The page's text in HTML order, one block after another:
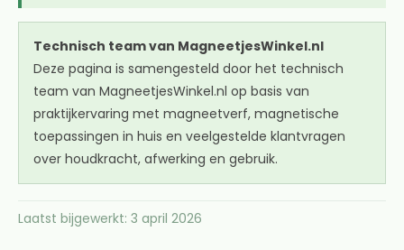
Technisch team van MagneetjesWinkel.nl
Deze pagina is samengesteld door het technisch
team van MagneetjesWinkel.nl op basis van
praktijkervaring met magneetverf, magnetische
toepassingen in huis en veelgestelde klantvragen
over houdkracht, afwerking en gebruik.
Laatst bijgewerkt: 3 april 2026